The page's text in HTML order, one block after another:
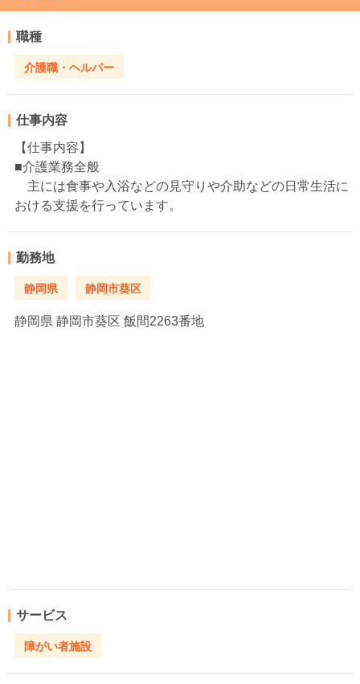
職種
介護職・ヘルパー
仕事内容
【仕事内容】
■介護業務全般
主には食事や入浴などの見守りや介助などの日常生活に
おける支援を行っています。
勤務地
静岡県 静岡市葵区
静岡県 静岡市葵区 飯間2263番地
サービス
障がい者施設